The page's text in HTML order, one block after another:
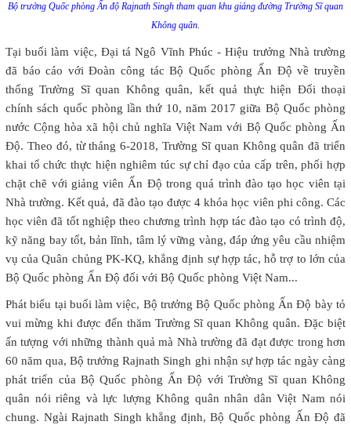
Bộ trưởng Quốc phòng Ấn độ Rajnath Singh tham quan khu giảng đường Trường Sĩ quan
Không quân.
Tại buổi làm việc, Đại tá Ngô Vĩnh Phúc - Hiệu trưởng Nhà trường
đã báo cáo với Đoàn công tác Bộ Quốc phòng Ấn Độ về truyền
thống Trường Sĩ quan Không quân, kết quả thực hiện Đối thoại
chính sách quốc phòng lần thứ 10, năm 2017 giữa Bộ Quốc phòng
nước Cộng hòa xã hội chủ nghĩa Việt Nam với Bộ Quốc phòng Ấn
Độ. Theo đó, từ tháng 6-2018, Trường Sĩ quan Không quân đã triển
khai tổ chức thực hiện nghiêm túc sự chỉ đạo của cấp trên, phối hợp
chặt chẽ với giảng viên Ấn Độ trong quá trình đào tạo học viên tại
Nhà trường. Kết quả, đã đào tạo được 4 khóa học viên phi công. Các
học viên đã tốt nghiệp theo chương trình hợp tác đào tạo có trình độ,
kỹ năng bay tốt, bản lĩnh, tâm lý vững vàng, đáp ứng yêu cầu nhiệm
vụ của Quân chủng PK-KQ, khẳng định sự hợp tác, hỗ trợ to lớn của
Bộ Quốc phòng Ấn Độ đối với Bộ Quốc phòng Việt Nam...
Phát biểu tại buổi làm việc, Bộ trưởng Bộ Quốc phòng Ấn Độ bày tỏ
vui mừng khi được đến thăm Trường Sĩ quan Không quân. Đặc biệt
ấn tượng với những thành quả mà Nhà trường đã đạt được trong hơn
60 năm qua, Bộ trưởng Rajnath Singh ghi nhận sự hợp tác ngày càng
phát triển của Bộ Quốc phòng Ấn Độ với Trường Sĩ quan Không
quân nói riêng và lực lượng Không quân nhân dân Việt Nam nói
chung. Ngài Rajnath Singh khẳng định, Bộ Quốc phòng Ấn Độ đã